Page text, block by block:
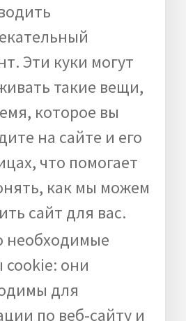
Эти куки могут
такие вещи,
которое вы
на сайте и его
что помогает
как мы можем
сайт для вас.
необходимые
они
для
по веб-сайту и